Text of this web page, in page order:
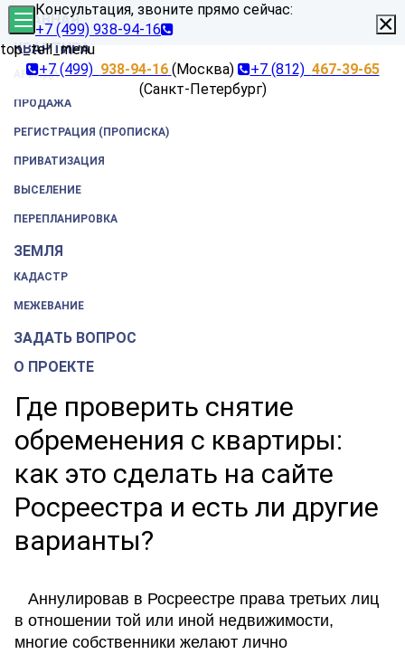
×
ГЛАВНАЯ
КВАРТИРА
АРЕНДА
ПРОДАЖА
РЕГИСТРАЦИЯ (ПРОПИСКА)
ПРИВАТИЗАЦИЯ
ВЫСЕЛЕНИЕ
ПЕРЕПЛАНИРОВКА
ЗЕМЛЯ
КАДАСТР
МЕЖЕВАНИЕ
ЗАДАТЬ ВОПРОС
О ПРОЕКТЕ
Консультация, звоните прямо сейчас:
+7 (499) 938-94-16
top_tell_menu
+7 (499) 938-94-16 (Москва) +7 (812) 467-39-65
(Санкт-Петербург)
Где проверить снятие
обременения с квартиры:
как это сделать на сайте
Росреестра и есть ли другие
варианты?
Аннулировав в Росреестре права третьих лиц
в отношении той или иной недвижимости,
многие собственники желают лично